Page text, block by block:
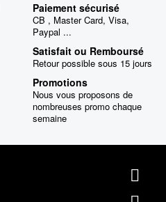
Paiement sécurisé
CB , Master Card, Visa,
Paypal ...
Satisfait ou Remboursé
Retour possible sous 15 jours
Promotions
Nous vous proposons de
nombreuses promo chaque
semaine